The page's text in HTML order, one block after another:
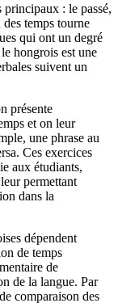
: le passé,
temps tourne
qui ont un degré
hongrois est une
suivent un
présente
et on leur
une phrase au
Ces exercices
aux étudiants,
permettant
dans la
dépendent
de temps
de
de la langue. Par
comparaison des